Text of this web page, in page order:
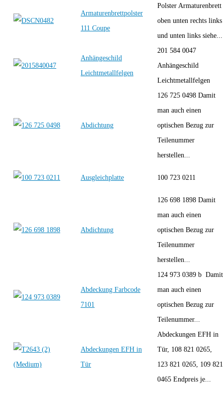
Armaturenbrettpolster
111 Coupe
Polster Armaturenbrett
oben unten rechts links
und unten links siehe...
Anhängeschild
Leichtmetallfelgen
201 584 0047
Anhängeschild
Leichtmetallfelgen
Abdichtung
126 725 0498 Damit
man auch einen
optischen Bezug zur
Teilenummer
herstellen...
Ausgleichplatte 100 723 0211
Abdichtung
126 698 1898 Damit
man auch einen
optischen Bezug zur
Teilenummer
herstellen...
Abdeckung Farbcode
7101
124 973 0389 b Damit
man auch einen
optischen Bezug zur
Teilenummer...
Abdeckungen EFH in
Tür
Abdeckungen EFH in
Tür, 108 821 0265,
123 821 0265, 109 821
0465 Endpreis je...